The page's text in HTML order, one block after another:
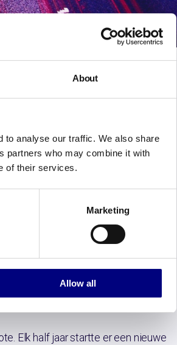
About
to analyse our traffic. We also share
partners who may combine it with
of their services.
Marketing
Allow all
shipments per dag
van de managers. De groep van
veel verschillende culturen. Coyote
ontwikkelen.
Elk half jaar startte er een nieuwe